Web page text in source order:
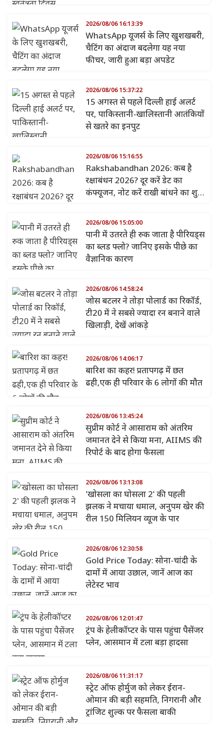
2026/08/06 16:13:39
WhatsApp यूजर्स के लिए खुशखबरी,
चैटिंग का अंदाज बदलेगा यह नया
फीचर, जारी हुआ बड़ा अपडेट
2026/08/06 15:37:22
15 अगस्त से पहले दिल्ली हाई अलर्ट
पर, पाकिस्तानी-खालिस्तानी आतंकियों
से खतरे का इनपुट
2026/08/06 15:16:55
Rakshabandhan 2026: कब है
रक्षाबंधन 2026? दूर करें डेट का
कंफ्यूजन, नोट करें राखी बांधने का शुभ
2026/08/06 15:05:00
पानी में उतरते ही रुक जाता है पीरियड्स
का ब्लड फ्लो? जानिए इसके पीछे का
वैज्ञानिक कारण
2026/08/06 14:58:24
जोस बटलर ने तोड़ा पोलार्ड का रिकॉर्ड,
टी20 में ने सबसे ज्यादा रन बनाने वाले
खिलाड़ी, देखें आंकड़े
2026/08/06 14:06:17
बारिश का कहर! प्रतापगढ़ में छत
ढही,एक ही परिवार के 6 लोगों की मौत
2026/08/06 13:45:24
सुप्रीम कोर्ट ने आसाराम को अंतरिम
जमानत देने से किया मना, AIIMS की
रिपोर्ट के बाद होगा फैसला
2026/08/06 13:13:08
'खोसला का घोसला 2' की पहली
झलक ने मचाया धमाल, अनुपम खेर की
रील 150 मिलियन व्यूज के पार
2026/08/06 12:30:58
Gold Price Today: सोना-चांदी के
दामों में आया उछाल, जानें आज का
लेटेस्ट भाव
2026/08/06 12:01:47
ट्रंप के हेलीकॉप्टर के पास पहुंचा पैसेंजर
प्लेन, आसमान में टला बड़ा हादसा
2026/08/06 11:31:17
स्ट्रेट ऑफ होर्मुज को लेकर ईरान-
ओमान की बड़ी सहमति, निगरानी और
ट्रांजिट शुल्क पर फैसला बाकी